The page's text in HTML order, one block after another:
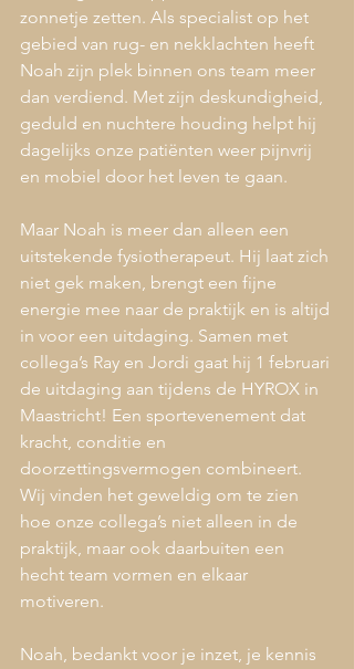
zonnetje zetten. Als specialist op het
gebied van rug- en nekklachten heeft
Noah zijn plek binnen ons team meer
dan verdiend. Met zijn deskundigheid,
geduld en nuchtere houding helpt hij
dagelijks onze patiënten weer pijnvrij
en mobiel door het leven te gaan.
Maar Noah is meer dan alleen een
uitstekende fysiotherapeut. Hij laat zich
niet gek maken, brengt een fijne
energie mee naar de praktijk en is altijd
in voor een uitdaging. Samen met
collega’s Ray en Jordi gaat hij 1 februari
de uitdaging aan tijdens de HYROX in
Maastricht! Een sportevenement dat
kracht, conditie en
doorzettingsvermogen combineert.
Wij vinden het geweldig om te zien
hoe onze collega’s niet alleen in de
praktijk, maar ook daarbuiten een
hecht team vormen en elkaar
motiveren.
Noah, bedankt voor je inzet, je kennis